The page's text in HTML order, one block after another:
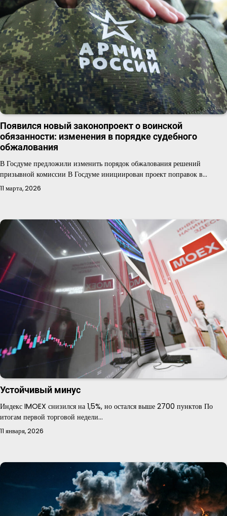
Появился новый законопроект о воинской
обязанности: изменения в порядке судебного
обжалования
В Госдуме предложили изменить порядок обжалования решений
призывной комиссии В Госдуме инициирован проект поправок в…
11 марта, 2026
Устойчивый минус
Индекс IMOEX снизился на 1,5%, но остался выше 2700 пунктов По
итогам первой торговой недели…
11 января, 2026